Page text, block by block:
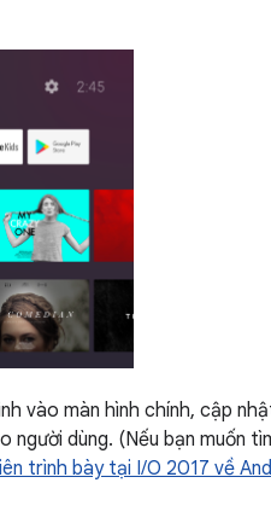
vào màn hình chính, cập
dùng. (Nếu bạn muốn
trình bày tại I/O 2017 về